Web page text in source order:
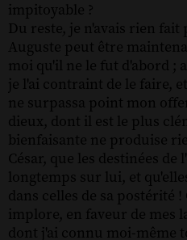
impitoyable ?
Du reste, je n'avais rien
Auguste peut être
moi qu'il ne le fut d'abord ;
je l'ai contraint de le faire,
ne surpassa point mon
dieux, dont il est le plus
bienfaisante ne produise
César, que les destinées
longtemps sur lui, et
dans celles de sa postérité
implore, en faveur de mes
dont j'ai connu moi-même